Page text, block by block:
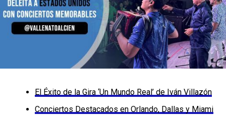
Destacados
Jaime Luis Castañeda Campillo, el Rey Vallenato 2024,
expresó su entusiasmo por llevar la esencia del
vallenato a Bogotá, invitando a todos a disfrutar de los
canciones que interpretarán incluye clásicos como:
El Éxito de la Gira ‘Un Mundo Real’ de Iván Villazón
Conciertos Destacados en Orlando, Dallas y Miami